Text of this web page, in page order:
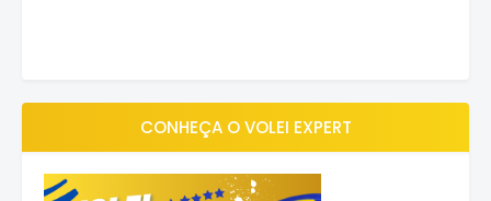
CONHEÇA O VOLEI EXPERT